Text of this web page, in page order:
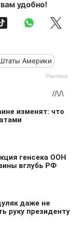
удобно!
Америки